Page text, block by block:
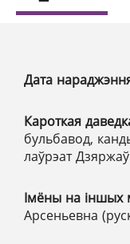
Дата
Кароткая
бульбавод,
лаўрэат
Імёны на іншых
Арсеньевна